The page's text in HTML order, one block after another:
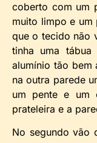
coberto com um
muito limpo e um
que o tecido não
tinha uma
alumínio tão bem
na outra parede
um pente e um
prateleira e a
No segundo vão